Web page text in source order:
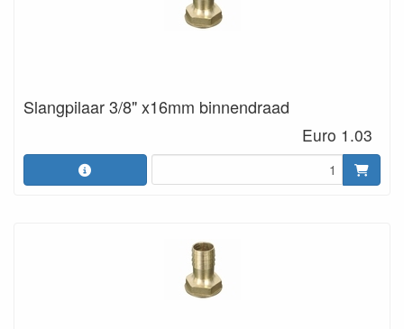
Slangpilaar 3/8" x16mm binnendraad
Euro 1.03